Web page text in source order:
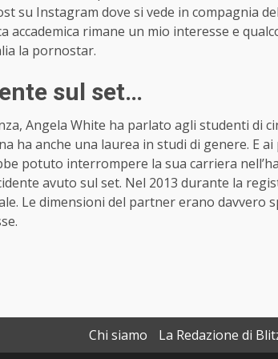
su Instagram dove si vede in compagnia
accademica rimane un mio interesse e
la pornostar.
sul set…
Angela White ha parlato agli studenti di
ha anche una laurea in studi di genere. E
potuto interrompere la sua carriera
avuto sul set. Nel 2013 durante la
Le dimensioni del partner erano davvero
Chi siamo La Redazione di